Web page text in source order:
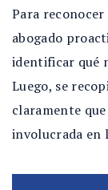
Para
abogado
identificar qué
Luego, se
claramente
involucrada en